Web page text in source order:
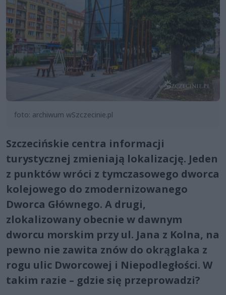
foto: archiwum wSzczecinie.pl
Szczecińskie centra informacji
turystycznej zmieniają lokalizację. Jeden
z punktów wróci z tymczasowego dworca
kolejowego do zmodernizowanego
Dworca Głównego. A drugi,
zlokalizowany obecnie w dawnym
dworcu morskim przy ul. Jana z Kolna, na
pewno nie zawita znów do okrąglaka z
rogu ulic Dworcowej i Niepodległości. W
takim razie – gdzie się przeprowadzi?